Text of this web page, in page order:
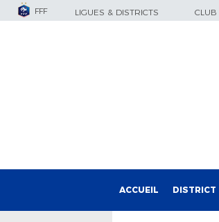
FFF LIGUES & DISTRICTS
ACCUEIL DISTRICT